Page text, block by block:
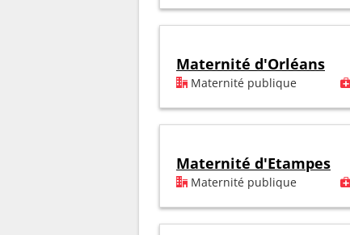
Maternité d'Orléans
Maternité publique
Maternité d'Etampes
Maternité publique